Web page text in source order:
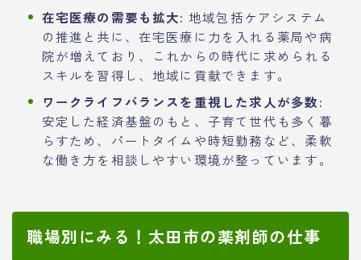
在宅医療の需要も拡大: 地域包括ケアシステム
の推進と共に、在宅医療に力を入れる薬局や病
院が増えており、これからの時代に求められる
スキルを習得し、地域に貢献できます。
ワークライフバランスを重視した求人が多数:
安定した経済基盤のもと、子育て世代も多く暮
らすため、パートタイムや時短勤務など、柔軟
な働き方を相談しやすい環境が整っています。
職場別にみる！太田市の薬剤師の仕事